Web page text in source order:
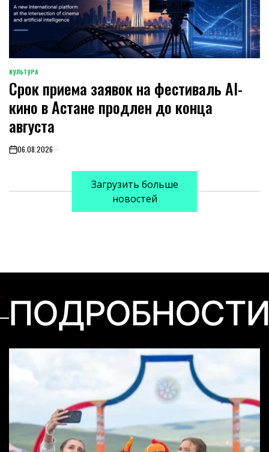
POSTED
IN
КУЛЬТУРА
Срок приема заявок на фестиваль AI-
кино в Астане продлен до конца
августа
on06.08.2026
Загрузить больше
новостей